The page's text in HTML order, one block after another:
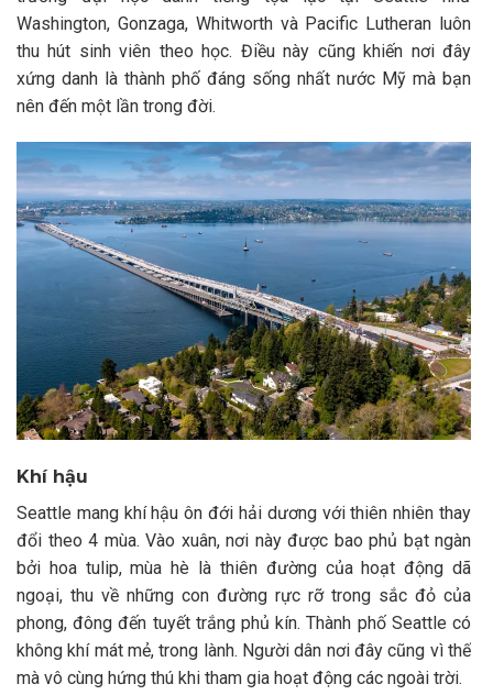
Washington, Gonzaga, Whitworth và Pacific Lutheran luôn
thu hút sinh viên theo học. Điều này cũng khiến nơi đây
xứng danh là thành phố đáng sống nhất nước Mỹ mà bạn
nên đến một lần trong đời.
Khí hậu
Seattle mang khí hậu ôn đới hải dương với thiên nhiên thay
đổi theo 4 mùa. Vào xuân, nơi này được bao phủ bạt ngàn
bởi hoa tulip, mùa hè là thiên đường của hoạt động dã
ngoại, thu về những con đường rực rỡ trong sắc đỏ của
phong, đông đến tuyết trắng phủ kín. Thành phố Seattle có
không khí mát mẻ, trong lành. Người dân nơi đây cũng vì thế
mà vô cùng hứng thú khi tham gia hoạt động các ngoài trời.